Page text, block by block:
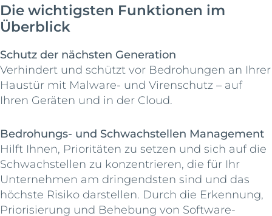
Die wichtigsten Funktionen im
Überblick
Schutz der nächsten Generation
Verhindert und schützt vor Bedrohungen an Ihrer
Haustür mit Malware- und Virenschutz – auf
Ihren Geräten und in der Cloud.
Bedrohungs- und Schwachstellen Management
Hilft Ihnen, Prioritäten zu setzen und sich auf die
Schwachstellen zu konzentrieren, die für Ihr
Unternehmen am dringendsten sind und das
höchste Risiko darstellen. Durch die Erkennung,
Priorisierung und Behebung von Software-